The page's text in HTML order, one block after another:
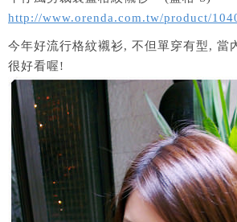
http://www.orenda.com.tw/product/
今年好流行格紋襯衫, 不但單穿有型, 當
很好看喔!